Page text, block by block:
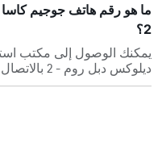
ما هو رقم هاتف جوجيم
2؟
يمكنك الوصول إلى مكتب
ديلوكس دبل روم - 2 بالاتصال على +351 910 517 407.